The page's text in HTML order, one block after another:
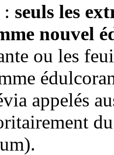
seuls les
nouvel
ou les
appelés